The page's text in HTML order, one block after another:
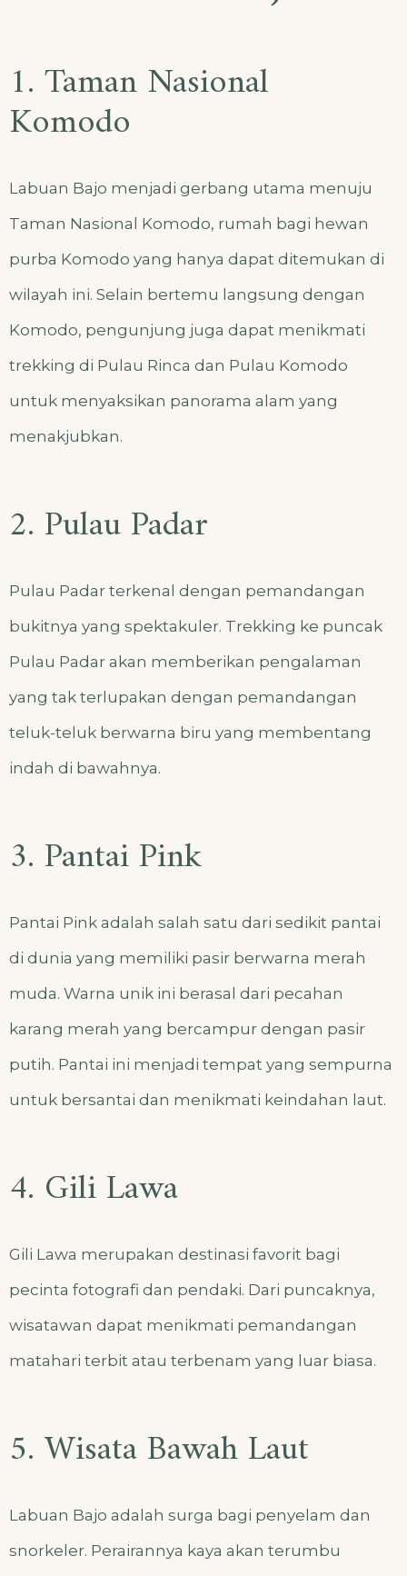
1. Taman Nasional
Komodo
Labuan Bajo menjadi gerbang utama menuju
Taman Nasional Komodo, rumah bagi hewan
purba Komodo yang hanya dapat ditemukan di
wilayah ini. Selain bertemu langsung dengan
Komodo, pengunjung juga dapat menikmati
trekking di Pulau Rinca dan Pulau Komodo
untuk menyaksikan panorama alam yang
menakjubkan.
2. Pulau Padar
Pulau Padar terkenal dengan pemandangan
bukitnya yang spektakuler. Trekking ke puncak
Pulau Padar akan memberikan pengalaman
yang tak terlupakan dengan pemandangan
teluk-teluk berwarna biru yang membentang
indah di bawahnya.
3. Pantai Pink
Pantai Pink adalah salah satu dari sedikit pantai
di dunia yang memiliki pasir berwarna merah
muda. Warna unik ini berasal dari pecahan
karang merah yang bercampur dengan pasir
putih. Pantai ini menjadi tempat yang sempurna
untuk bersantai dan menikmati keindahan laut.
4. Gili Lawa
Gili Lawa merupakan destinasi favorit bagi
pecinta fotografi dan pendaki. Dari puncaknya,
wisatawan dapat menikmati pemandangan
matahari terbit atau terbenam yang luar biasa.
5. Wisata Bawah Laut
Labuan Bajo adalah surga bagi penyelam dan
snorkeler. Perairannya kaya akan terumbu